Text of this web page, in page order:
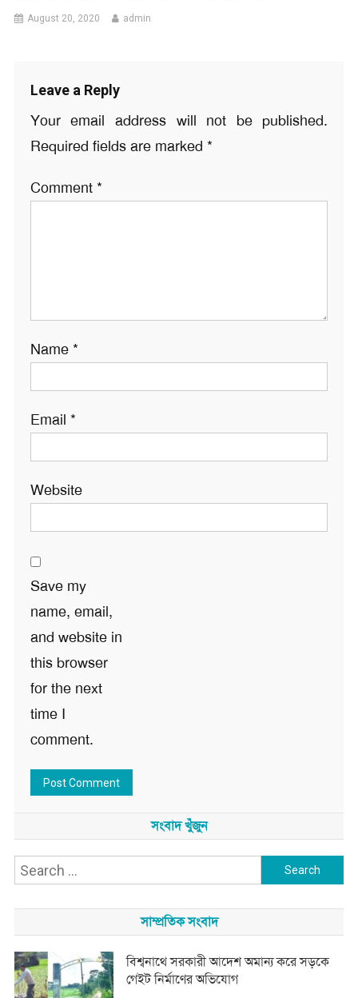
August 20, 2020 admin
Leave a Reply
Your email address will not be published.
Required fields are marked *
Comment *
Name *
Email *
Website
Save my
name, email,
and website in
this browser
for the next
time I
comment.
সংবাদ খুঁজুন
Search
সাম্প্রতিক সংবাদ
বিশ্বনাথে সরকারী আদেশ অমান্য করে সড়কে
গেইট নির্মাণের অভিযোগ